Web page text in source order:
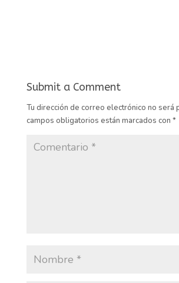
Submit a Comment
Tu dirección de correo electrónico no será
campos obligatorios están marcados con *